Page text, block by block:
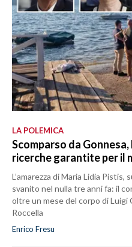
LA POLEMICA
Scomparso da
ricerche garantite per il
L’amarezza di Maria Lidia Pistis,
svanito nel nulla tre anni fa: il
oltre un mese del corpo di Luigi
Roccella
Enrico Fresu